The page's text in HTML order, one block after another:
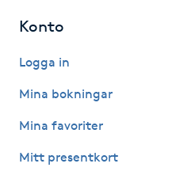
Herrklippning
Hollywood Peel
Hot Stone Massage
Konto
Logga in
Mina bokningar
Mina favoriter
Mitt presentkort